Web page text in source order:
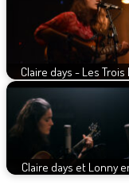
Claire days - Les
Claire days et Lonny